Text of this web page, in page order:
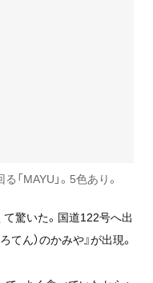
MAYU」。5色あり。
驚いた。国道122号へ出
てん）のかみや』が出現。